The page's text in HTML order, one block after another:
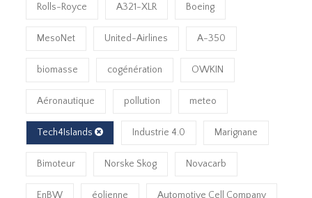
Rolls-Royce A321-XLR Boeing
MesoNet United-Airlines A-350
biomasse cogénération OWKIN
Aéronautique pollution meteo
Tech4Islands Industrie 4.0 Marignane
Bimoteur Norske Skog Novacarb
EnBW éolienne Automotive Cell Company